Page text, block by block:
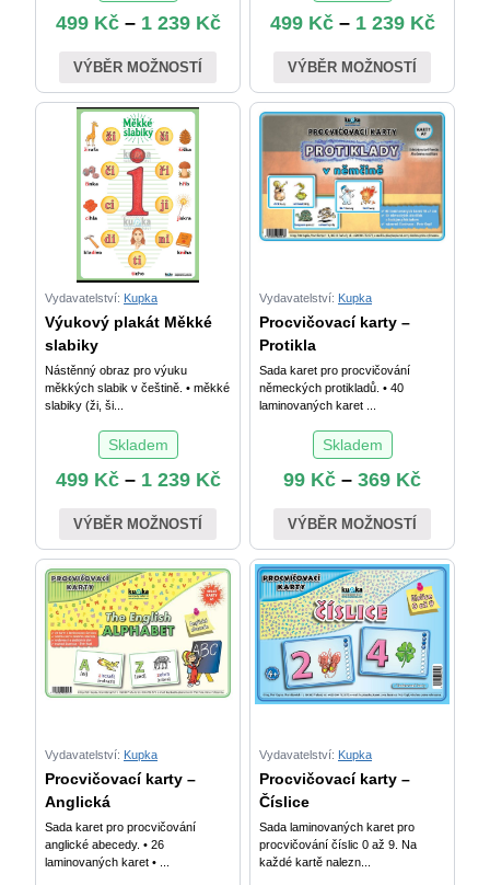
499 Kč– 1 239 Kč
VÝBĚR MOŽNOSTÍ
499 Kč– 1 239 Kč
VÝBĚR MOŽNOSTÍ
Vydavatelství: Kupka
Výukový plakát Měkké
slabiky
Nástěnný obraz pro výuku
měkkých slabik v češtině. • měkké
slabiky (ži, ši...
Skladem
499 Kč– 1 239 Kč
VÝBĚR MOŽNOSTÍ
Vydavatelství: Kupka
Procvičovací karty –
Protikla
Sada karet pro procvičování
německých protikladů. • 40
laminovaných karet ...
Skladem
99 Kč – 369 Kč
VÝBĚR MOŽNOSTÍ
Vydavatelství: Kupka
Procvičovací karty –
Anglická
Sada karet pro procvičování
anglické abecedy. • 26
laminovaných karet • ...
Vydavatelství: Kupka
Procvičovací karty –
Číslice
Sada laminovaných karet pro
procvičování číslic 0 až 9. Na
každé kartě nalezn...